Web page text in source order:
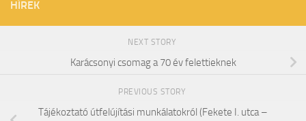
HÍREK
NEXT STORY
Karácsonyi csomag a 70 év felettieknek
PREVIOUS STORY
Tájékoztató útfelújítási munkálatokról (Fekete I. utca –